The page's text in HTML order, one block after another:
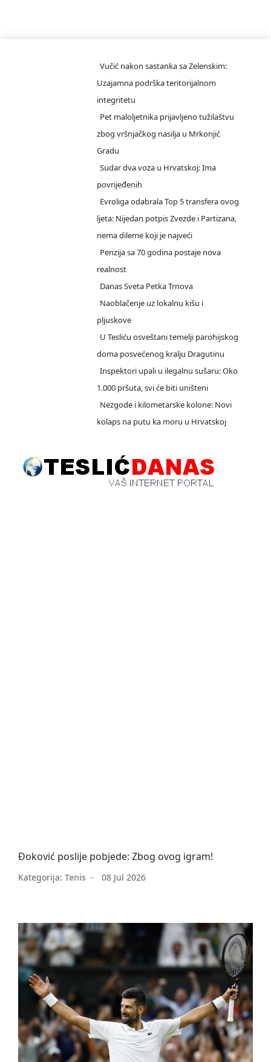
Vučić nakon sastanka sa Zelenskim:
Uzajamna podrška teritorijalnom
integritetu
Pet maloljetnika prijavljeno tužilaštvu
zbog vršnjačkog nasilja u Mrkonjić
Gradu
Sudar dva voza u Hrvatskoj: Ima
povrijeđenih
Evroliga odabrala Top 5 transfera ovog
ljeta: Nijedan potpis Zvezde i Partizana,
nema dileme koji je najveći
Penzija sa 70 godina postaje nova
realnost
Danas Sveta Petka Trnova
Naoblačenje uz lokalnu kišu i
pljuskove
U Tesliću osveštani temelji parohijskog
doma posvećenog kralju Dragutinu
Inspektori upali u ilegalnu sušaru: Oko
1.000 pršuta, svi će biti uništeni
Nezgode i kilometarske kolone: Novi
kolaps na putu ka moru u Hrvatskoj
Đoković poslije pobjede: Zbog ovog igram!
Kategorija: Tenis 08 Jul 2026